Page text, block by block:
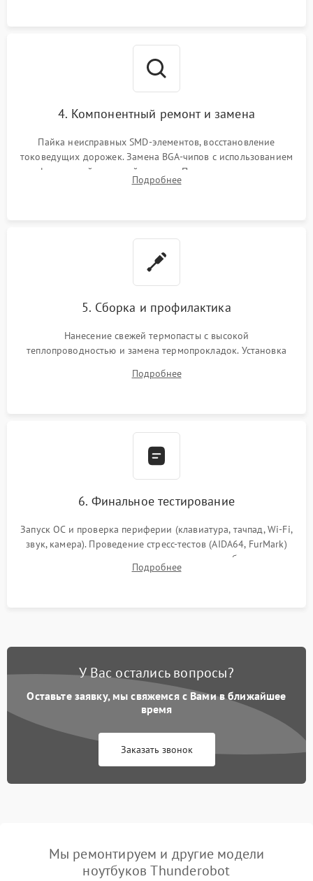
4. Компонентный ремонт и замена
Пайка неисправных SMD-элементов, восстановление
токоведущих дорожек. Замена BGA-чипов с использованием
инфракрасной паяльной станции. Прошивка микросхемы
BIOS или замена поврежденных портов USB
Подробнее
5. Сборка и профилактика
Нанесение свежей термопасты с высокой
теплопроводностью и замена термопрокладок. Установка
шлейфов, модулей памяти и накопителей. Предварительная
Подробнее
6. Финальное тестирование
Запуск ОС и проверка периферии (клавиатура, тачпад, Wi-Fi,
звук, камера). Проведение стресс-тестов (AIDA64, FurMark)
для контроля температурного режима и стабильности
системы под пиковой нагрузкой.
Подробнее
У Вас остались вопросы?
Оставьте заявку, мы свяжемся с Вами в ближайшее
время
Заказать звонок
Мы ремонтируем и другие модели
ноутбуков Thunderobot